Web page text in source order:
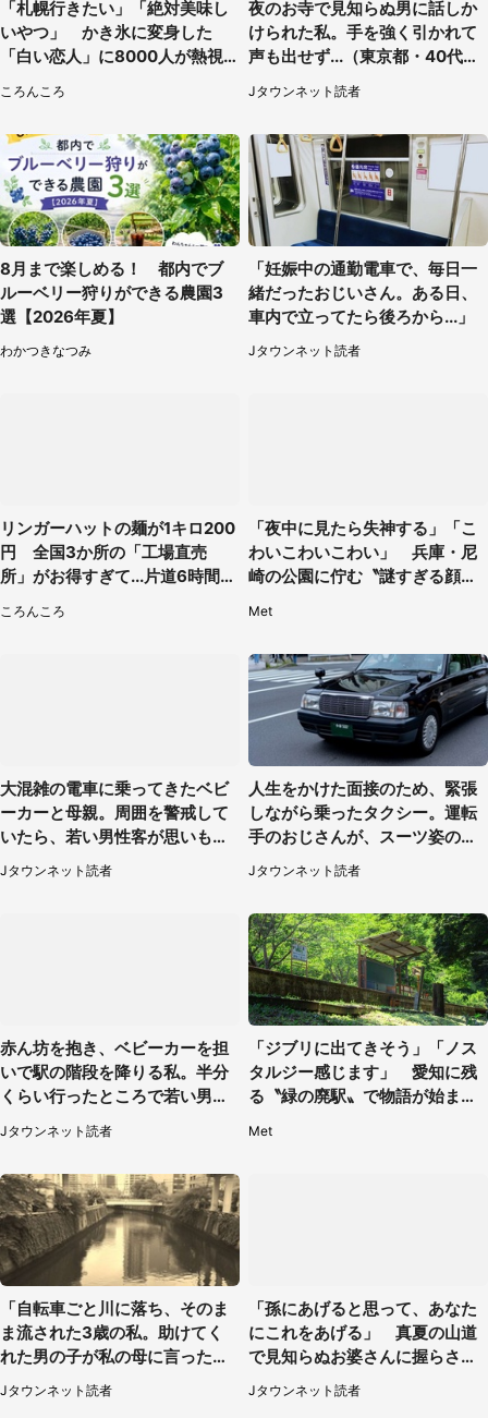
「札幌行きたい」「絶対美味し
いやつ」 かき氷に変身した
「白い恋人」に8000人が熱視
ころんころ
夜のお寺で見知らぬ男に話しか
けられた私。手を強く引かれて
声も出せず...（東京都・40代女
Jタウンネット読者
8月まで楽しめる！ 都内でブ
ルーベリー狩りができる農園3
選【2026年夏】
わかつきなつみ
「妊娠中の通勤電車で、毎日一
緒だったおじいさん。ある日、
車内で立ってたら後ろから...」
Jタウンネット読者
リンガーハットの麺が1キロ200
円 全国3か所の「工場直売
所」がお得すぎて...片道6時間か
ころんころ
「夜中に見たら失神する」「こ
わいこわいこわい」 兵庫・尼
崎の公園に佇む〝謎すぎる顔〟
Met
大混雑の電車に乗ってきたベビ
ーカーと母親。周囲を警戒して
いたら、若い男性客が思いもよ
らぬ行動に（東京都・50代女
性）
Jタウンネット読者
人生をかけた面接のため、緊張
しながら乗ったタクシー。運転
手のおじさんが、スーツ姿の私
を見て...（福岡県・30代女性）
Jタウンネット読者
赤ん坊を抱き、ベビーカーを担
いで駅の階段を降りる私。半分
くらい行ったところで若い男性
が...（埼玉県・50代女性）
Jタウンネット読者
「ジブリに出てきそう」「ノス
タルジー感じます」 愛知に残
る〝緑の廃駅〟で物語が始まり
Met
「自転車ごと川に落ち、そのま
ま流された3歳の私。助けてく
れた男の子が私の母に言ったの
は...」（千葉県・20代女性）
Jタウンネット読者
「孫にあげると思って、あなた
にこれをあげる」 真夏の山道
で見知らぬお婆さんに握らされ
たもの（山口県・30代女性）
Jタウンネット読者